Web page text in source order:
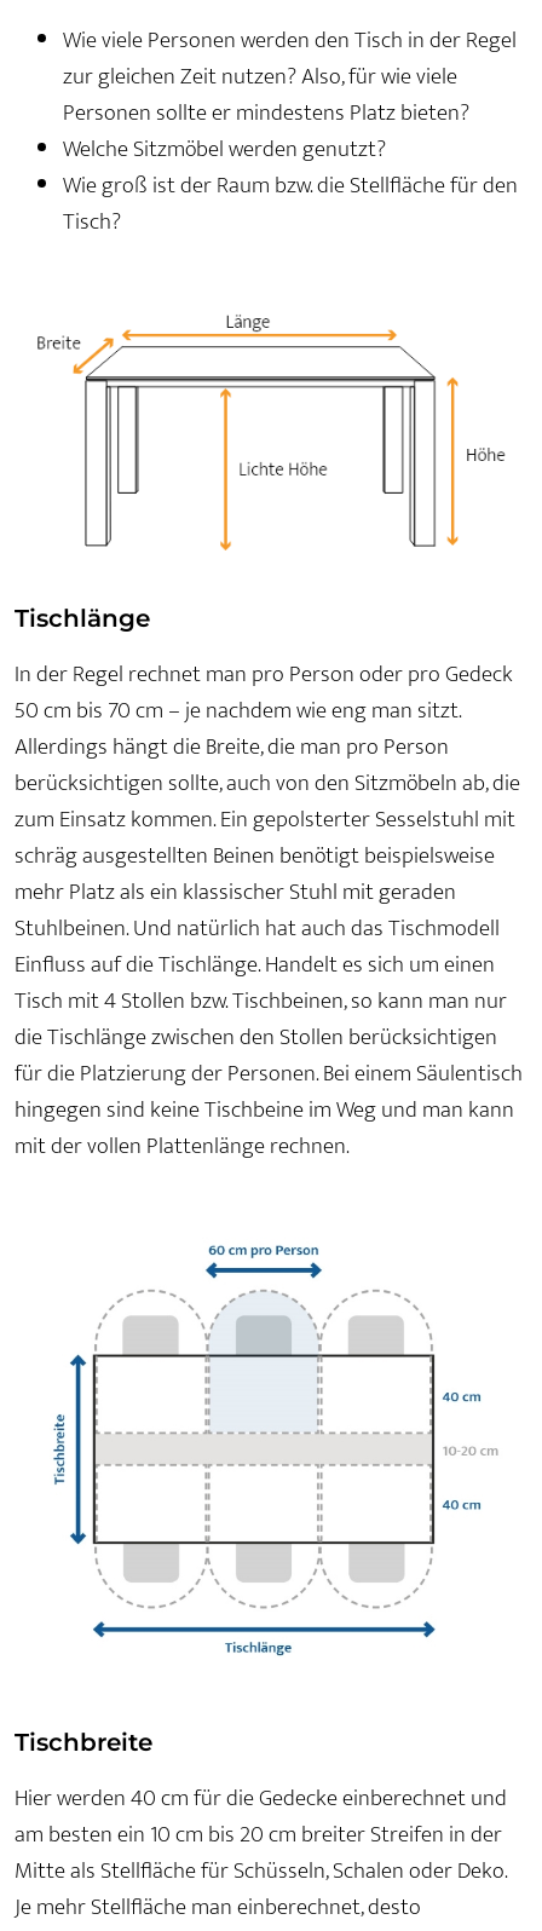
Wie viele Personen werden den Tisch in der Regel
zur gleichen Zeit nutzen? Also, für wie viele
Personen sollte er mindestens Platz bieten?
Welche Sitzmöbel werden genutzt?
Wie groß ist der Raum bzw. die Stellfläche für den
Tisch?
Tischlänge
In der Regel rechnet man pro Person oder pro Gedeck
50 cm bis 70 cm – je nachdem wie eng man sitzt.
Allerdings hängt die Breite, die man pro Person
berücksichtigen sollte, auch von den Sitzmöbeln ab, die
zum Einsatz kommen. Ein gepolsterter Sesselstuhl mit
schräg ausgestellten Beinen benötigt beispielsweise
mehr Platz als ein klassischer Stuhl mit geraden
Stuhlbeinen. Und natürlich hat auch das Tischmodell
Einfluss auf die Tischlänge. Handelt es sich um einen
Tisch mit 4 Stollen bzw. Tischbeinen, so kann man nur
die Tischlänge zwischen den Stollen berücksichtigen
für die Platzierung der Personen. Bei einem Säulentisch
hingegen sind keine Tischbeine im Weg und man kann
mit der vollen Plattenlänge rechnen.
Tischbreite
Hier werden 40 cm für die Gedecke einberechnet und
am besten ein 10 cm bis 20 cm breiter Streifen in der
Mitte als Stellfläche für Schüsseln, Schalen oder Deko.
Je mehr Stellfläche man einberechnet, desto